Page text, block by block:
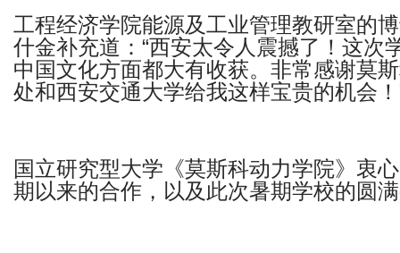
工程经济学院能源及工业管理教研室的
什金补充道：“西安太令人震撼了！这次
中国文化方面都大有收获。非常感谢莫
处和西安交通大学给我这样宝贵的机会！
国立研究型大学《莫斯科动力学院》衷
期以来的合作，以及此次暑期学校的圆